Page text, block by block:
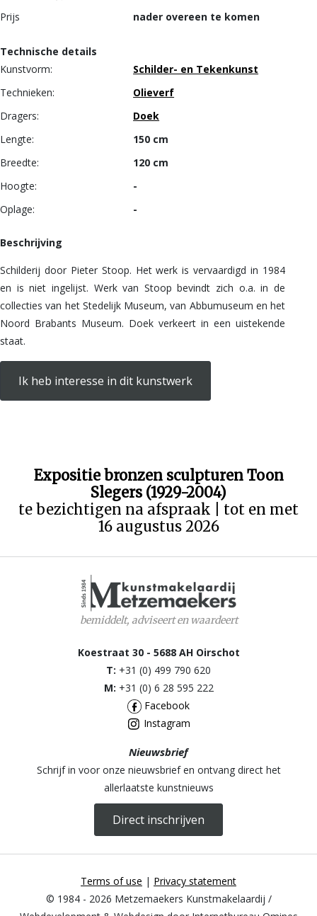
Prijs
nader overeen te komen
Technische details
Kunstvorm:
Schilder- en Tekenkunst
Technieken:
Olieverf
Dragers:
Doek
Lengte:
150 cm
Breedte:
120 cm
Hoogte:
-
Oplage:
-
Beschrijving
Schilderij door Pieter Stoop. Het werk is vervaardigd in 1984
en is niet ingelijst. Werk van Stoop bevindt zich o.a. in de
collecties van het Stedelijk Museum, van Abbumuseum en het
Noord Brabants Museum. Doek verkeert in een uistekende
staat.
Ik heb interesse in dit kunstwerk
Expositie bronzen sculpturen Toon
Slegers (1929-2004)
te bezichtigen na afspraak | tot en met
16 augustus 2026
bemiddelt, adviseert en waardeert
Koestraat 30 - 5688 AH Oirschot
T: +31 (0) 499 790 620
M: +31 (0) 6 28 595 222
Facebook
Instagram
Nieuwsbrief
Schrijf in voor onze nieuwsbrief en ontvang direct het
allerlaatste kunstnieuws
Direct inschrijven
Terms of use | Privacy statement
© 1984 - 2026 Metzemaekers Kunstmakelaardij /